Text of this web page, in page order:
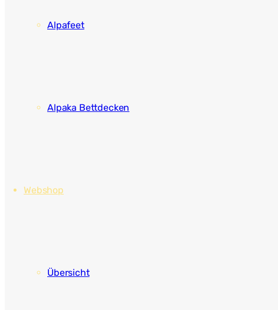
Alpafeet
Alpaka Bettdecken
Webshop
Übersicht